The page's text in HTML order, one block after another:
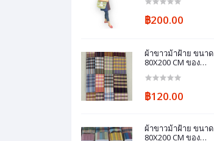
฿200.00
ผ้าขาวม้าฝ้าย ขนาด
80X200 CM ของ
฿120.00
ผ้าขาวม้าฝ้าย ขนาด
80X200 CM ของ
กระเป๋าผ้าขาวม้า